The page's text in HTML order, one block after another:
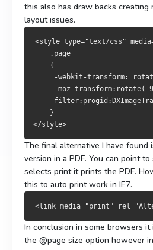
this also has draw backs creating
layout issues.
<style type="text/css"
    .page
    {
-webkit-transform:
-moz-transform:rotate(-
    }
</style>
The final alternative I have found
version in a PDF. You can point
selects print it prints the PDF.
this to auto print work in IE7.
In conclusion in some browsers
the @page size option however